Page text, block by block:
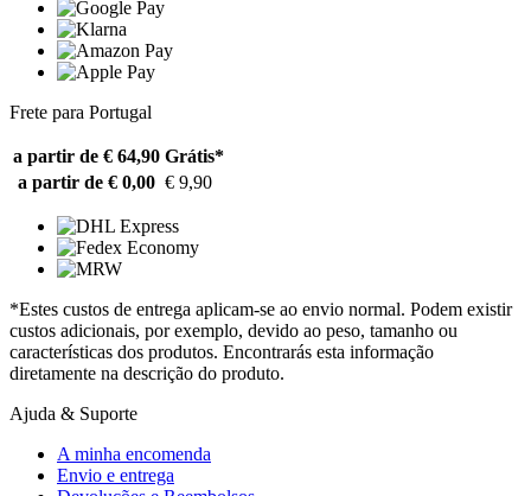
Frete para Portugal
a partir de € 64,90 Grátis*
a partir de € 0,00 € 9,90
*Estes custos de entrega aplicam-se ao envio normal. Podem existir
custos adicionais, por exemplo, devido ao peso, tamanho ou
características dos produtos. Encontrarás esta informação
diretamente na descrição do produto.
Ajuda & Suporte
A minha encomenda
Envio e entrega